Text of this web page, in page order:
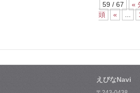
59 / 67
«
頭
«
えびなNavi